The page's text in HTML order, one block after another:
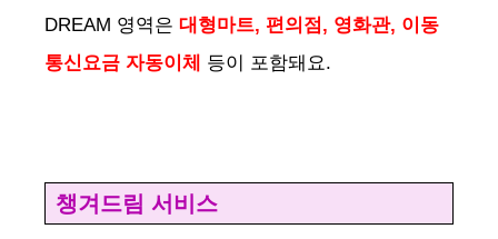
DREAM 영역은 대형마트, 편의점, 영화관, 이동
통신요금 자동이체
등이 포함돼요.
챙겨드림 서비스